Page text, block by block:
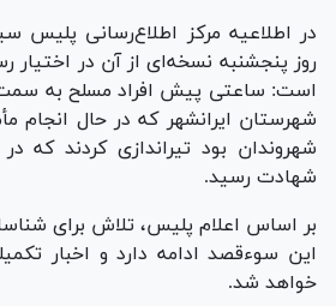
در اطلاعیه مرکز اطلاع‌رسانی پلیس
روز پنجشنبه نسخه‌ای از آن در اختیار
است: ساعتی پیش افراد مسلح به سمت
شهرستان ایرانشهر که در حال انجام
شهروندان بود تیراندازی کردند که
شهادت رسید.
بر اساس اعلام پلیس، تلاش برای
این سوءقصد ادامه دارد و اخبار
خواهد شد.